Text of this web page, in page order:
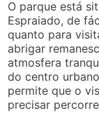
O parque está
Espraiado, de
quanto para
abrigar
atmosfera
do centro
permite que o
precisar